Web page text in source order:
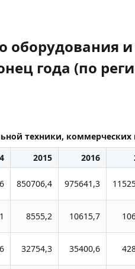
оборудования
года (по
техники,
2015 2016
850706,4 975641,3
8555,2 10615,7
32754,3 35400,6